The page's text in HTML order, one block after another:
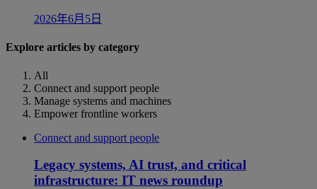
2026年6月5日
Explore articles by category
All
Connect and support people
Manage systems and machines
Empower frontline workers
Connect and support people
Legacy systems, AI trust, and critical
infrastructure: IT news roundup